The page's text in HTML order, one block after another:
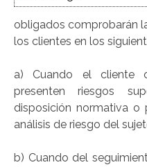
obligados comprobarán
los clientes en los
a) Cuando el cliente
presenten riesgos
disposición normativa o
análisis de riesgo del
b) Cuando del